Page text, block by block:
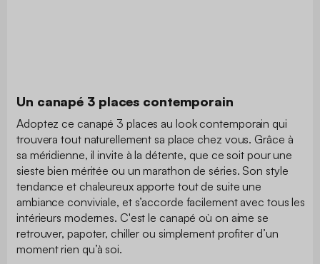
Un canapé 3 places contemporain
Adoptez ce canapé 3 places au look contemporain qui
trouvera tout naturellement sa place chez vous. Grâce à
sa méridienne, il invite à la détente, que ce soit pour une
sieste bien méritée ou un marathon de séries. Son style
tendance et chaleureux apporte tout de suite une
ambiance conviviale, et s’accorde facilement avec tous les
intérieurs modernes. C'est le canapé où on aime se
retrouver, papoter, chiller ou simplement profiter d’un
moment rien qu’à soi.